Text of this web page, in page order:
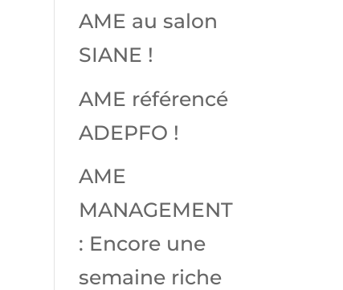
AME au salon
SIANE !
AME référencé
ADEPFO !
AME
MANAGEMENT
: Encore une
semaine riche